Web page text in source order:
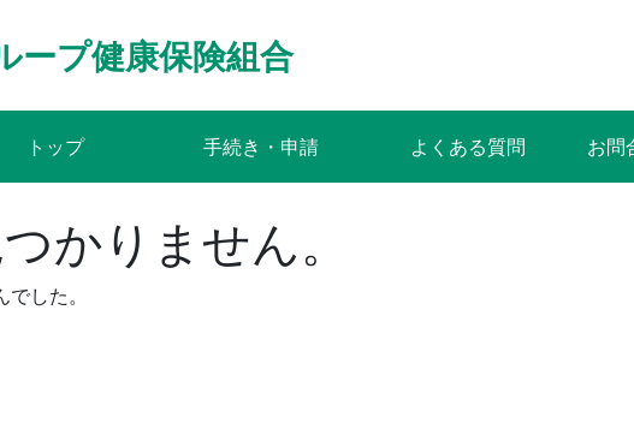
ープ健康保険組合
トップ 手続き・申請 よくある質問 お問
かりません。
した。